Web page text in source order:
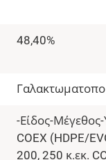
48,40%
-Είδος-
COEX (HDPE/
200, 250 κ.εκ.